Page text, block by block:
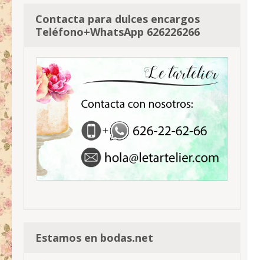
Contacta para dulces encargos
Teléfono+WhatsApp 626226266
Estamos en bodas.net